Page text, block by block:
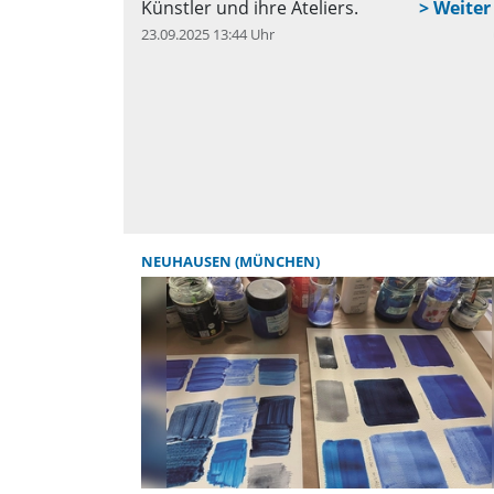
Künstler und ihre Ateliers.
23.09.2025 13:44 Uhr
NEUHAUSEN (MÜNCHEN)